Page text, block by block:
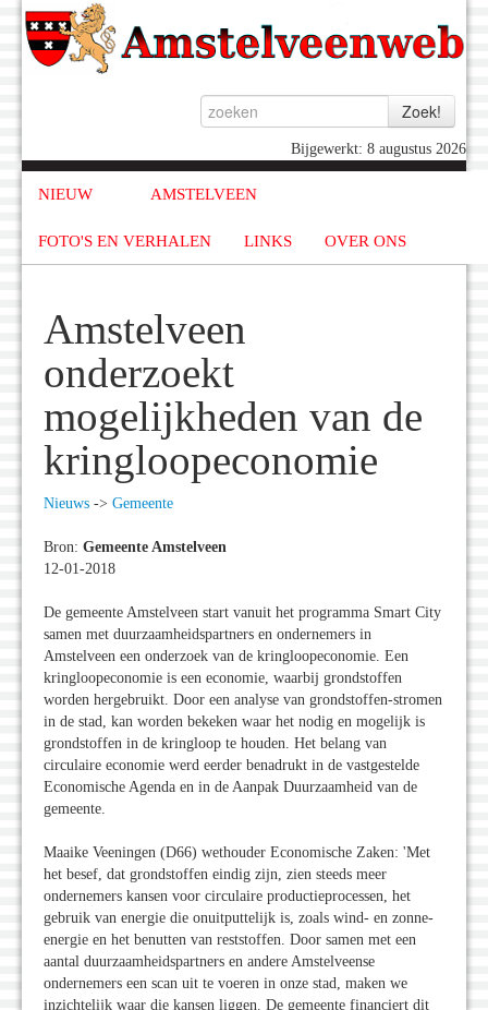
Bijgewerkt: 8 augustus 2026
NIEUW AMSTELVEEN
FOTO'S EN VERHALEN LINKS OVER ONS
Amstelveen
onderzoekt
mogelijkheden van de
kringloopeconomie
Nieuws -> Gemeente
Bron: Gemeente Amstelveen
12-01-2018
De gemeente Amstelveen start vanuit het programma Smart City
samen met duurzaamheidspartners en ondernemers in
Amstelveen een onderzoek van de kringloopeconomie. Een
kringloopeconomie is een economie, waarbij grondstoffen
worden hergebruikt. Door een analyse van grondstoffen-stromen
in de stad, kan worden bekeken waar het nodig en mogelijk is
grondstoffen in de kringloop te houden. Het belang van
circulaire economie werd eerder benadrukt in de vastgestelde
Economische Agenda en in de Aanpak Duurzaamheid van de
gemeente.
Maaike Veeningen (D66) wethouder Economische Zaken: 'Met
het besef, dat grondstoffen eindig zijn, zien steeds meer
ondernemers kansen voor circulaire productieprocessen, het
gebruik van energie die onuitputtelijk is, zoals wind- en zonne-
energie en het benutten van reststoffen. Door samen met een
aantal duurzaamheidspartners en andere Amstelveense
ondernemers een scan uit te voeren in onze stad, maken we
inzichtelijk waar die kansen liggen. De gemeente financiert dit